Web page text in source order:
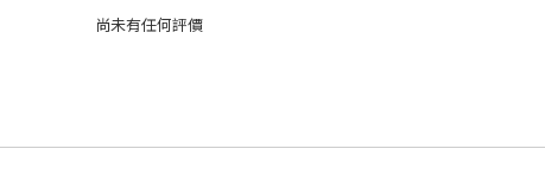
尚未有任何評價